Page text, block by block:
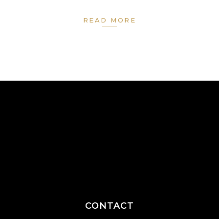
READ MORE
CONTACT